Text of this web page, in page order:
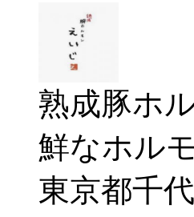
熟成豚ホ
鮮なホル
東京都千